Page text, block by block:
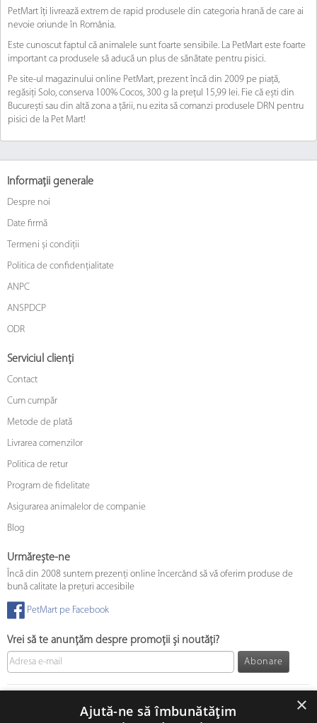
PetMart îți livrează extrem de rapid produsele din categoria hrană de care ai
nevoie oriunde în România.
Este cunoscut faptul că animalele sunt foarte sensibile. La PetMart este foarte
important ca produsele să aducă un plus de sănătate pentru pisici.
Pe site-ul magazinului online PetMart, prezent încă din 2009 pe piață,
regăsiți Solo, conserva 100% Cocos, 300 g la prețul 15,99 lei. Fie că ești din
București sau din altă zona a țării, nu ezita să comanzi produsele DRN pentru
pisici de la Pet Mart!
Informații generale
Despre noi
Date firmă
Termeni și condiții
Politica de confidențialitate
ANPC
ANSPDCP
ODR
Serviciul clienți
Contact
Cum cumpăr
Metode de plată
Livrarea comenzilor
Politica de retur
Program de fidelitate
Asigurarea animalelor de companie
Blog
Urmărește-ne
Încă din 2008 suntem prezenți online încercând să vă oferim produse de
bună calitate la prețuri accesibile
PetMart pe Facebook
Vrei să te anunțăm despre promoții și noutăți?
Abonare
×
Ajută-ne să îmbunătățim